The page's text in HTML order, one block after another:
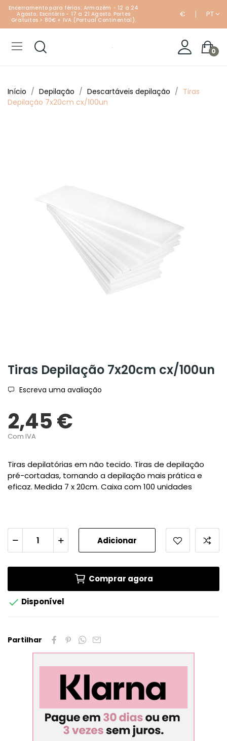
Encerramento para férias: Armazém - 12 a 24
Agosto; Escritório - 17 a 21 Agosto. Portes
Gratuitos > 80€ + IVA (Portual Continental).
€ PT
0
Início Depilação Descartáveis depilação
Tiras
Depilação 7x20cm cx/100un
Tiras Depilação 7x20cm cx/100un
Escreva uma avaliação
2,45 €
Com IVA
Tiras depilatórias em não tecido. Tiras de depilação
pré-cortadas, tornando a depilação mais prática e
eficaz. Medida 7 x 20cm. Caixa com 100 unidades
Adicionar
Comprar agora
 Disponível
Partilhar